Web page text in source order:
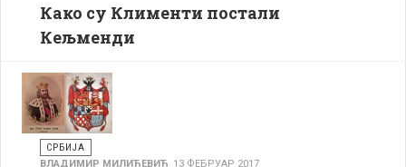
Како су Клименти постали
Кељменди
СРБИЈА
ВЛАДИМИР МИЛИЋЕВИЋ 13 ФЕБРУАР 2017